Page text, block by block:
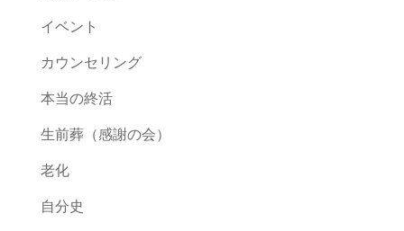
イベント
カウンセリング
本当の終活
生前葬（感謝の会）
老化
自分史